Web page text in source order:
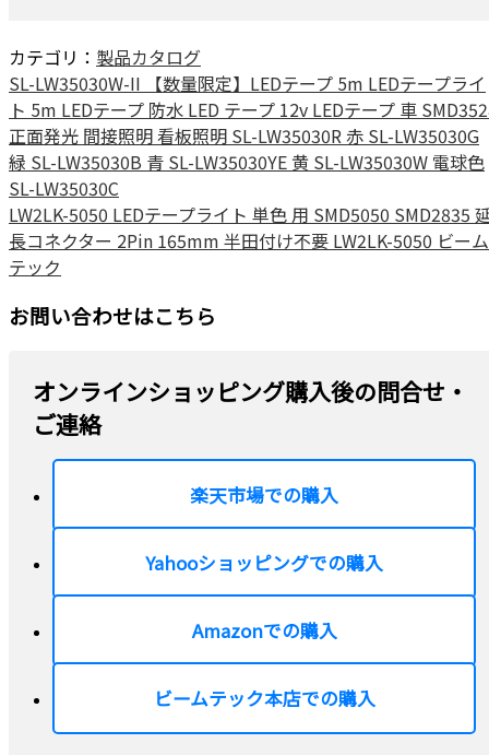
カテゴリ： 製品カタログ
SL-LW35030W-II 【数量限定】LEDテープ 5m LEDテープライ
ト 5m LEDテープ 防水 LED テープ 12v LEDテープ 車
正面発光 間接照明 看板照明 SL-LW35030R 赤 SL-LW35030G
緑 SL-LW35030B 青 SL-LW35030YE 黄 SL-LW35030W 電球色
SL-LW35030C
LW2LK-5050 LEDテープライト 単色 用 SMD5050 SMD2835
長コネクター 2Pin 165mm 半田付け不要 LW2LK-5050 ビーム
テック
お問い合わせはこちら
オンラインショッピング購入後の問合せ・
ご連絡
楽天市場での購入
Yahooショッピングでの購入
Amazonでの購入
ビームテック本店での購入